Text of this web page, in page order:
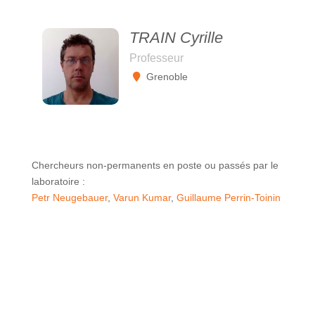
TRAIN Cyrille
Professeur
Grenoble
Chercheurs non-permanents en poste ou passés par le
laboratoire :
Petr Neugebauer, Varun Kumar, Guillaume Perrin-Toinin